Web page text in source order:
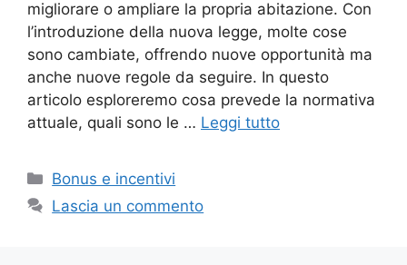
migliorare o ampliare la propria abitazione. Con
l’introduzione della nuova legge, molte cose
sono cambiate, offrendo nuove opportunità ma
anche nuove regole da seguire. In questo
articolo esploreremo cosa prevede la normativa
attuale, quali sono le … Leggi tutto
Categorie
Bonus e incentivi
Lascia un commento